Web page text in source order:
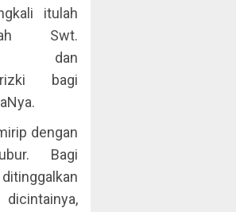
itulah
Swt.
dan
bagi
dengan
Bagi